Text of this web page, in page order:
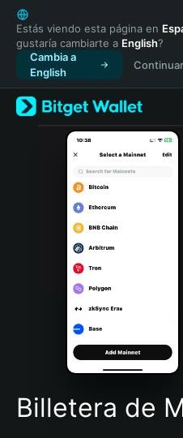
English
日本語
Tiếng Việt
Русский
Español (Latinoamérica)
Türkçe
Italiano
Português (Portugal)
Bahasa Indonesia
Português (Brasil)
Español (Argentina)
Estás viendo esta página en
gustaría cambiarte a English?
Cambia a
English
Billetera de